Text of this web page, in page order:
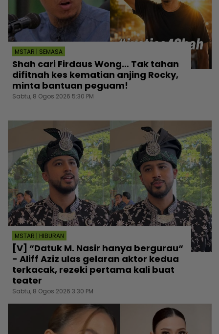
MSTAR | SEMASA
Shah cari Firdaus Wong… Tak tahan
difitnah kes kematian anjing Rocky,
minta bantuan peguam!
Sabtu, 8 Ogos 2026 5:30 PM
MSTAR | HIBURAN
[V] “Datuk M. Nasir hanya bergurau“
- Aliff Aziz ulas gelaran aktor kedua
terkacak, rezeki pertama kali buat
teater
Sabtu, 8 Ogos 2026 3:30 PM